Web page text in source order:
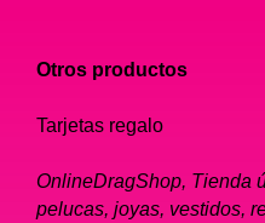
Otros productos
Tarjetas regalo
OnlineDragShop, Tienda
pelucas, joyas, vestidos,